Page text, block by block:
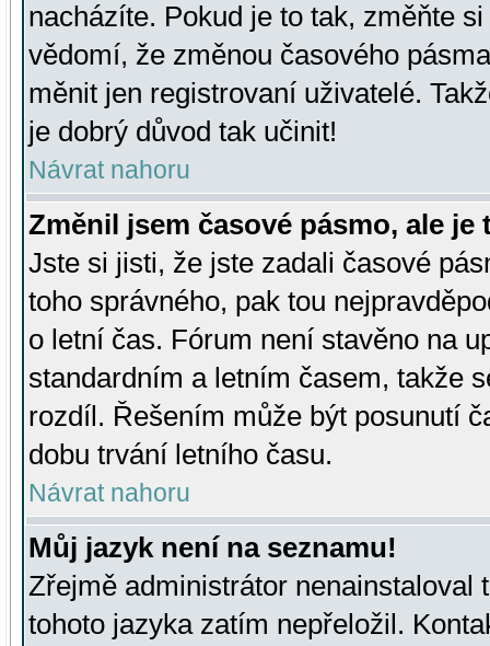
nacházíte. Pokud je to tak, změňte
vědomí, že změnou časového
měnit jen registrovaní uživatelé.
je dobrý důvod tak učinit!
Návrat nahoru
Změnil jsem časové pásmo, ale je
Jste si jisti, že jste zadali časové
toho správného, pak tou
o letní čas. Fórum není stavěno na
standardním a letním časem, takže
rozdíl. Řešením může být posunutí
dobu trvání letního času.
Návrat nahoru
Můj jazyk není na seznamu!
Zřejmě administrátor nenainstaloval
tohoto jazyka zatím nepřeložil.